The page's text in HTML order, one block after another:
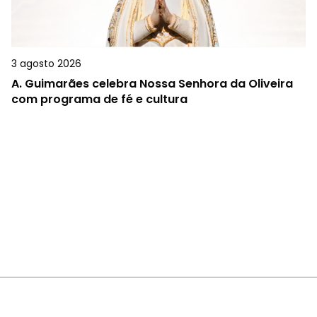
3 agosto 2026
A. Guimarães celebra Nossa Senhora da Oliveira
com programa de fé e cultura